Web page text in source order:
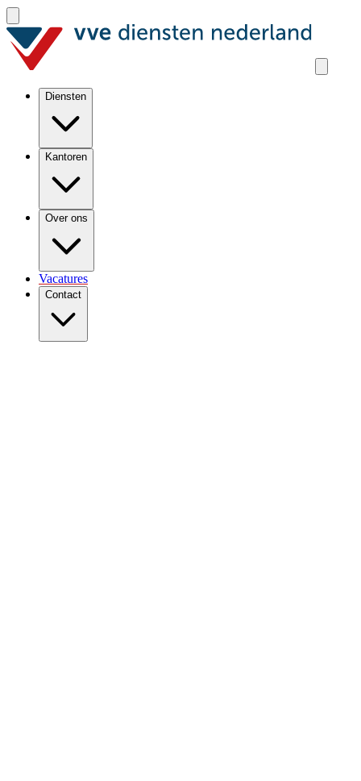
Diensten
Kantoren
Over ons
Vacatures
Contact